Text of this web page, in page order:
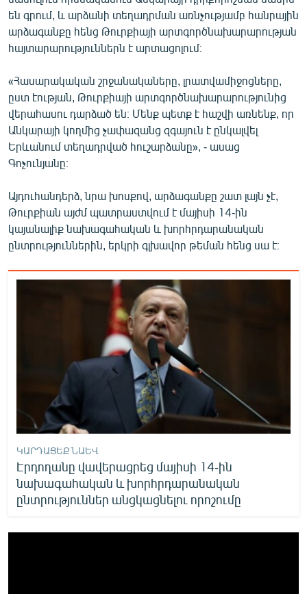
են գրում, և արձանի տեղադրման առնչությամբ հանրային
արձագանքը հենց Թուրքիայի արտգործնախարարության
հայտարարություններն է արտացոլում։
«Հասարակական շրջանակաները, լրատվամիջոցները,
ըստ էության, Թուրքիայի արտգործնախարարությունից
վերահասու դարձած են։ Մենք պետք է հաշվի առնենք, որ
Անկարայի կողմից չափազանց զգայուն է ընկալվել
Երևանում տեղադրված հուշարձանը», - ասաց
Գոչունյանը։
Այդուհանդերձ, նրա խոսքով, արձագանքը շատ լայն չէ,
Թուրքիան այժմ պատրաստվում է մայիսի 14-ին
կայանալիք նախագահական և խորհրդարանական
ընտրություններին, երկրի գլխավոր թեման հենց սա է։
ԿԱՐԴԱՑԵՔ ՆԱԵՎ
Էրդողանը վավերացրեց մայիսի 14-ին
նախագահական և խորհրդարանական
ընտրություններ անցկացնելու որոշումը